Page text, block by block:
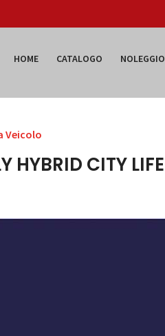
HOME CATALOGO NOLEGGIO
Veicolo
HYBRID CITY LIFE